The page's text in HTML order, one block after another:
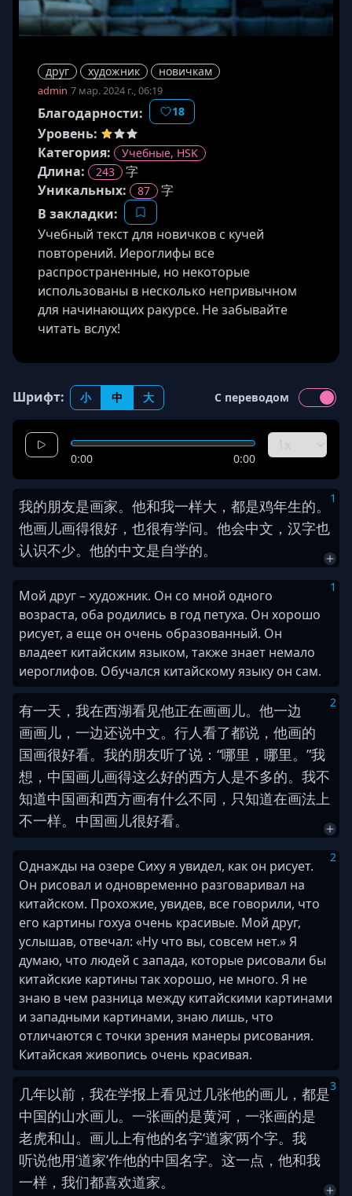
друг художник новичкам
admin 7 мар. 2024 г., 06:19
Благодарности: 18
Уровень:
Категория:
Учебные, HSK
Длина: 243
字
Уникальных:
87
字
В закладки:
Учебный текст для новичков с кучей
повторений. Иероглифы все
распространенные, но некоторые
использованы в несколько непривычном
для начинающих ракурсе. Не забывайте
читать вслух!
Шрифт: 小 中 大 С переводом
0:00 0:00
1
我的朋友是画家。 他和我一样大 ， 都是鸡年生的。
他画儿画得很好 ， 也很有学问。 他会中文 ， 汉字也
认识不少。 他的中文是自学的。
1
Мой друг – художник. Он со мной одного
возраста, оба родились в год петуха. Он хорошо
рисует, а еще он очень образованный. Он
владеет китайским языком, также знает немало
иероглифов. Обучался китайскому языку он сам.
2
有一天 ， 我在西湖看见他正在画画儿。 他一边
画画儿 ， 一边还说中文。 行人看了都说 ， 他画的
国画很好看。 我的朋友听了说 ： “哪里 ， 哪里。 ”我
想 ， 中国画儿画得这么好的西方人是不多的。 我不
知道中国画和西方画有什么不同 ， 只知道在画法上
不一样。 中国画儿很好看。
2
Однажды на озере Сиху я увидел, как он рисует.
Он рисовал и одновременно разговаривал на
китайском. Прохожие, увидев, все говорили, что
его картины гохуа очень красивые. Мой друг,
услышав, отвечал: «Ну что вы, совсем нет.» Я
думаю, что людей с запада, которые рисовали бы
китайские картины так хорошо, не много. Я не
знаю в чем разница между китайскими картинами
и западными картинами, знаю лишь, что
отличаются с точки зрения манеры рисования.
Китайская живопись очень красивая.
3
几年以前 ， 我在学报上看见过几张他的画儿 ， 都是
中国的山水画儿。 一张画的是黄河 ， 一张画的是
老虎和山。 画儿上有他的名字‘道家’两个字。 我
听说他用‘道家’作他的中国名字。 这一点 ， 他和我
一样 ， 我们都喜欢道家。